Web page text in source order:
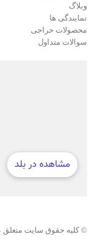
وبلاگ
نمایندگی ها
محصولات حراجی
سوالات متداول
© کلیه حقوق سایت متعلق